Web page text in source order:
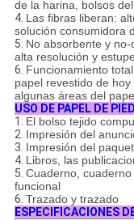
de la harina, bolsos
4. Las fibras liberan:
solución consumidora
5. No absorbente y
alta resolución y
6. Funcionamiento
papel revestido de
algunas áreas del
USO DE PAPEL DE
1. El bolso tejido
2. Impresión del
3. Impresión del
4. Libros, las
5. Cuaderno,
funcional
6. Trazado y trazado
ESPECIFICACIONES